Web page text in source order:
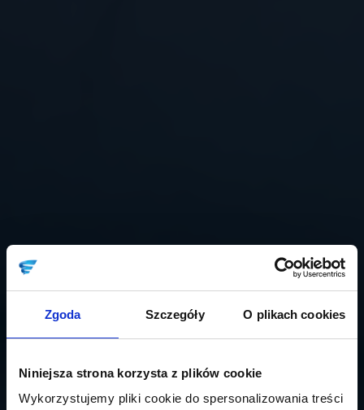
Zgoda Szczegóły O plikach cookies
Niniejsza strona korzysta z plików cookie
Wykorzystujemy pliki cookie do spersonalizowania treści